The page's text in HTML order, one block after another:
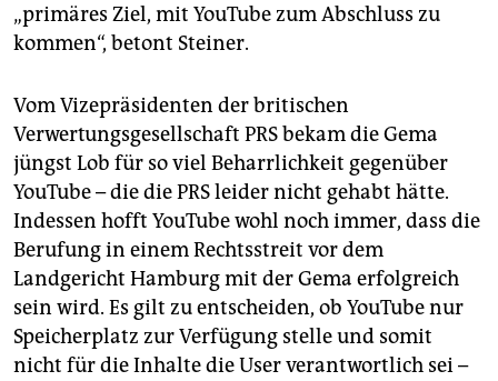
„primäres Ziel, mit YouTube zum Abschluss zu
kommen“, betont Steiner.
Vom Vizepräsidenten der britischen
Verwertungsgesellschaft PRS bekam die Gema
jüngst Lob für so viel Beharrlichkeit gegenüber
YouTube – die die PRS leider nicht gehabt hätte.
Indessen hofft YouTube wohl noch immer, dass die
Berufung in einem Rechtsstreit vor dem
Landgericht Hamburg mit der Gema erfolgreich
sein wird. Es gilt zu entscheiden, ob YouTube nur
Speicherplatz zur Verfügung stelle und somit
nicht für die Inhalte die User verantwortlich sei –